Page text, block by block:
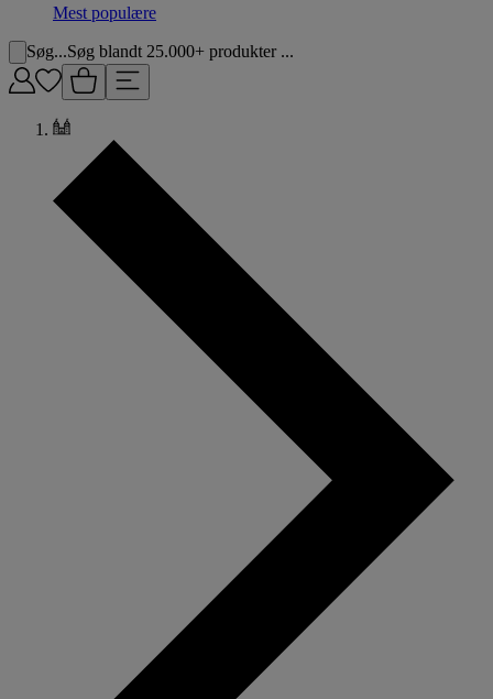
Mest populære
Søg...Søg blandt 25.000+ produkter ...